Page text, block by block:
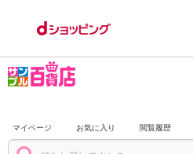
マイページ お気に入り 閲覧履歴